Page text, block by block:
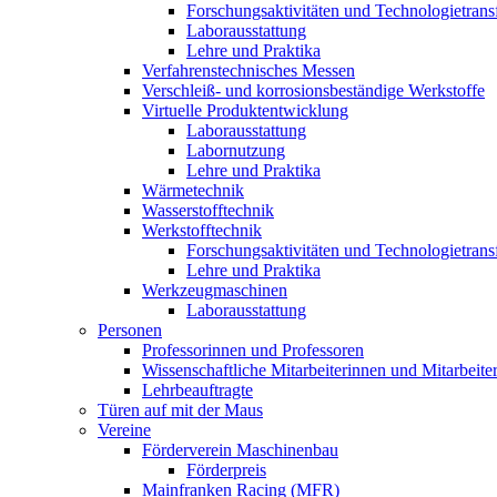
Forschungsaktivitäten und
Laborausstattung
Lehre und Praktika
Verfahrenstechnisches Messen
Verschleiß- und korrosionsbeständige Werkstoffe
Virtuelle Produktentwicklung
Laborausstattung
Labornutzung
Lehre und Praktika
Wärmetechnik
Wasserstofftechnik
Werkstofftechnik
Forschungsaktivitäten und
Lehre und Praktika
Werkzeugmaschinen
Laborausstattung
Personen
Professorinnen und Professoren
Wissenschaftliche Mitarbeiterinnen und Mitarbeiter
Lehrbeauftragte
Türen auf mit der Maus
Vereine
Förderverein Maschinenbau
Förderpreis
Mainfranken Racing (MFR)